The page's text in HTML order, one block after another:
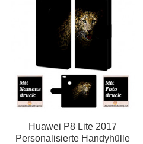
Huawei P8 Lite 2017
Personalisierte Handyhülle